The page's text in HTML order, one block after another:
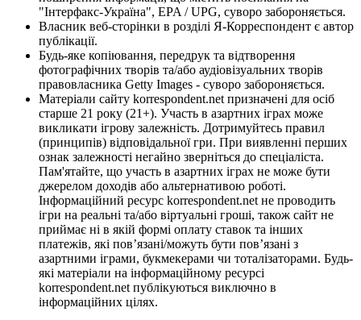
"Інтерфакс-Україна", EPA / UPG, суворо забороняється.
Власник веб-сторінки в розділі Я-Корреспондент є автор
публікації.
Будь-яке копіювання, передрук та відтворення
фотографічних творів та/або аудіовізуальних творів
правовласника Getty Images - суворо забороняється.
Матеріали сайту korrespondent.net призначені для осіб
старше 21 року (21+). Участь в азартних іграх може
викликати ігрову залежність. Дотримуйтесь правил
(принципів) відповідальної гри. При виявленні перших
ознак залежності негайно зверніться до спеціаліста.
Пам'ятайте, що участь в азартних іграх не може бути
джерелом доходів або альтернативою роботі.
Інформаційний ресурс korrespondent.net не проводить
ігри на реальні та/або віртуальні гроші, також сайт не
приймає ні в якій формі оплату ставок та інших
платежів, які пов’язані/можуть бути пов’язані з
азартними іграми, букмекерами чи тоталізаторами. Будь-
які матеріали на інформаційному ресурсі
korrespondent.net публікуються виключно в
інформаційних цілях.